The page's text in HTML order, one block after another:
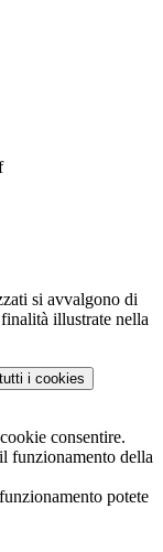
si avvalgono di
illustrate nella
i cookies
consentire.
funzionamento della
potete